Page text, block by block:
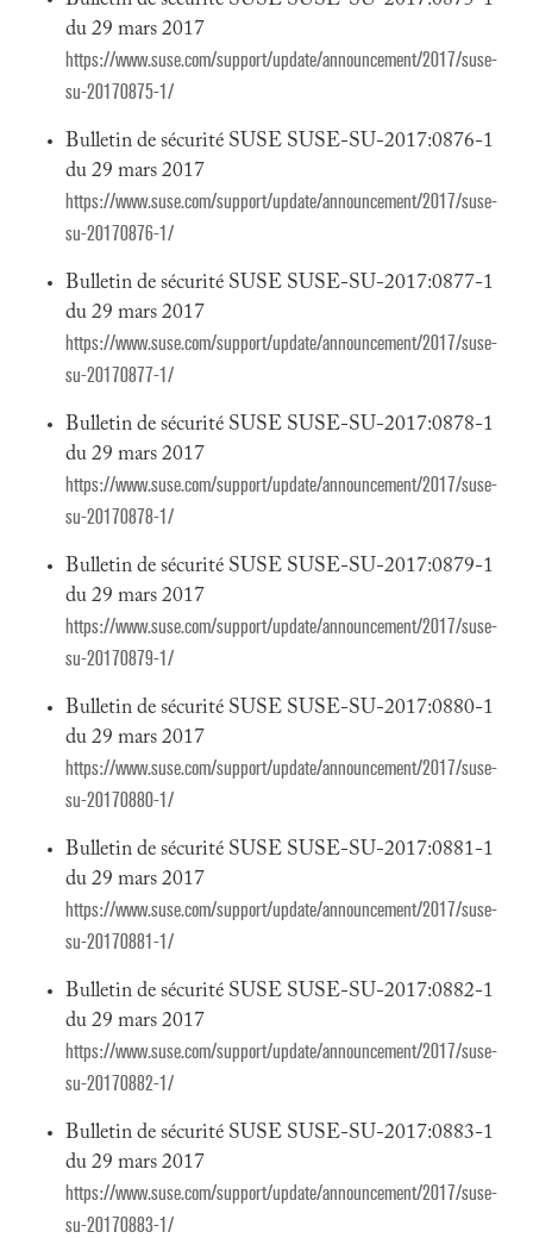
du 29 mars 2017
https://www.suse.com/support/update/announcement/2017/suse-
su-20170875-1/
Bulletin de sécurité SUSE SUSE-SU-2017:0876-1
du 29 mars 2017
https://www.suse.com/support/update/announcement/2017/suse-
su-20170876-1/
Bulletin de sécurité SUSE SUSE-SU-2017:0877-1
du 29 mars 2017
https://www.suse.com/support/update/announcement/2017/suse-
su-20170877-1/
Bulletin de sécurité SUSE SUSE-SU-2017:0878-1
du 29 mars 2017
https://www.suse.com/support/update/announcement/2017/suse-
su-20170878-1/
Bulletin de sécurité SUSE SUSE-SU-2017:0879-1
du 29 mars 2017
https://www.suse.com/support/update/announcement/2017/suse-
su-20170879-1/
Bulletin de sécurité SUSE SUSE-SU-2017:0880-1
du 29 mars 2017
https://www.suse.com/support/update/announcement/2017/suse-
su-20170880-1/
Bulletin de sécurité SUSE SUSE-SU-2017:0881-1
du 29 mars 2017
https://www.suse.com/support/update/announcement/2017/suse-
su-20170881-1/
Bulletin de sécurité SUSE SUSE-SU-2017:0882-1
du 29 mars 2017
https://www.suse.com/support/update/announcement/2017/suse-
su-20170882-1/
Bulletin de sécurité SUSE SUSE-SU-2017:0883-1
du 29 mars 2017
https://www.suse.com/support/update/announcement/2017/suse-
su-20170883-1/